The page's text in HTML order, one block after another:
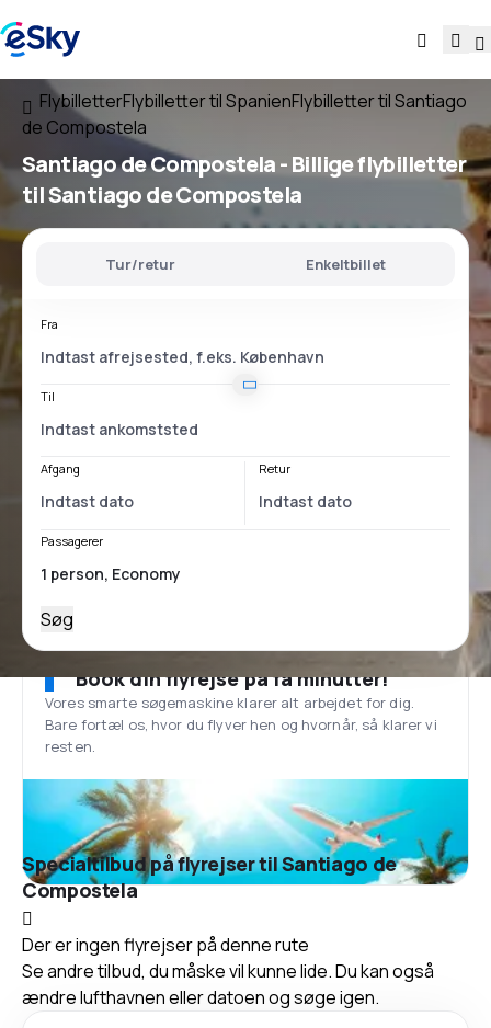
FlybilletterFlybilletter til SpanienFlybilletter til Santiago
de Compostela
Santiago de Compostela - Billige flybilletter
til Santiago de Compostela
Tur/retur Enkeltbillet
Fra
Til
Afgang Retur
Passagerer
Søg
Book din flyrejse på få minutter!
Vores smarte søgemaskine klarer alt arbejdet for dig.
Bare fortæl os, hvor du flyver hen og hvornår, så klarer vi
resten.
Specialtilbud på flyrejser til Santiago de
Compostela
Der er ingen flyrejser på denne rute
Se andre tilbud, du måske vil kunne lide. Du kan også
ændre lufthavnen eller datoen og søge igen.